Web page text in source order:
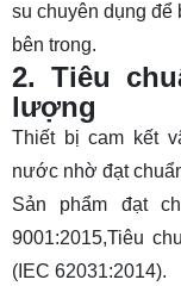
su chuyên dụng để
bên trong.
2. Tiêu
lượng
Thiết bị cam kết
nước nhờ đạt
Sản phẩm đạt
9001:2015,Tiêu
(IEC 62031:2014).